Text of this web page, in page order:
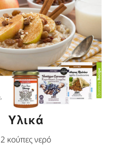
Υλικά
2 κούπες νερό